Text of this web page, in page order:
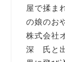
屋で揉ま
の娘のお
株式会
深 氏と